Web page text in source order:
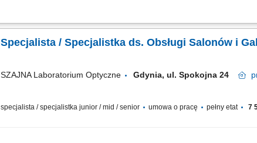
Rezerwowanie apartamentów dla gości za pośrednictwem kontaktu
Specjalista / Specjalistka ds. Obsługi Salonów i
SZAJNA Laboratorium Optyczne Gdynia, ul. Spokojna 24
specjalista / specjalistka junior / mid / senior umowa o pracę pełny etat 7